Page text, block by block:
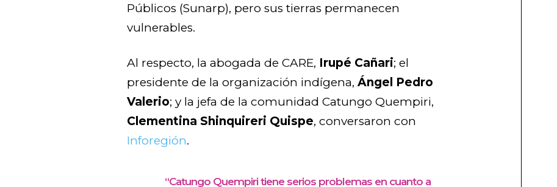
Públicos (Sunarp), pero sus tierras permanecen
vulnerables.
Al respecto, la abogada de CARE, Irupé Cañari; el
presidente de la organización indígena,Ángel Pedro
Valerio; y la jefa de la comunidad Catungo Quempiri,
Clementina Shinquireri Quispe, conversaron con
Inforegión.
“Catungo Quempiri tiene serios problemas en cuanto a